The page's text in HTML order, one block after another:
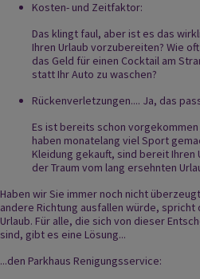
Kosten- und Zeitfaktor:
Das klingt faul, aber ist es das
Ihren Urlaub vorzubereiten? Wie
das Geld für einen Cocktail am
statt Ihr Auto zu waschen?
Rückenverletzungen.... Ja, das
Es ist bereits schon
haben monatelang viel Sport
Kleidung gekauft, sind bereit
der Traum vom lang ersehnten
Haben wir Sie immer noch nicht
andere Richtung ausfallen würde,
Urlaub. Für alle, die sich von dieser
sind, gibt es eine Lösung...
...den Parkhaus Renigungsservice: